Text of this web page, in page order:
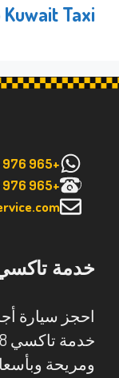
Kuwait Taxi
+965 976 91676
+965 976 91676
خدمة
احجز سيارة
ومريحة